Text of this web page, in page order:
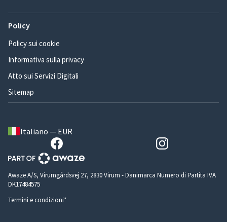
Policy
Policy sui cookie
Informativa sulla privacy
Atto sui Servizi Digitali
Sitemap
Italiano — EUR
Awaze A/S, Virumgårdsvej 27, 2830 Virum - Danimarca Numero di Partita IVA
DK17484575
Termini e condizioni*